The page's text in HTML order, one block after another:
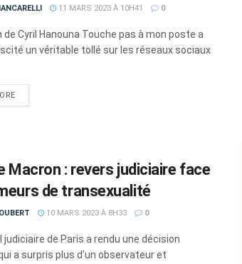
11 MARS 2023 À 10H41 0
de Cyril Hanouna Touche pas à mon poste a
un véritable tollé sur les réseaux sociaux
DETAILS
Macron : revers judiciaire face
de transexualité
10 MARS 2023 À 8H33 0
judiciaire de Paris a rendu une décision
a surpris plus d'un observateur et